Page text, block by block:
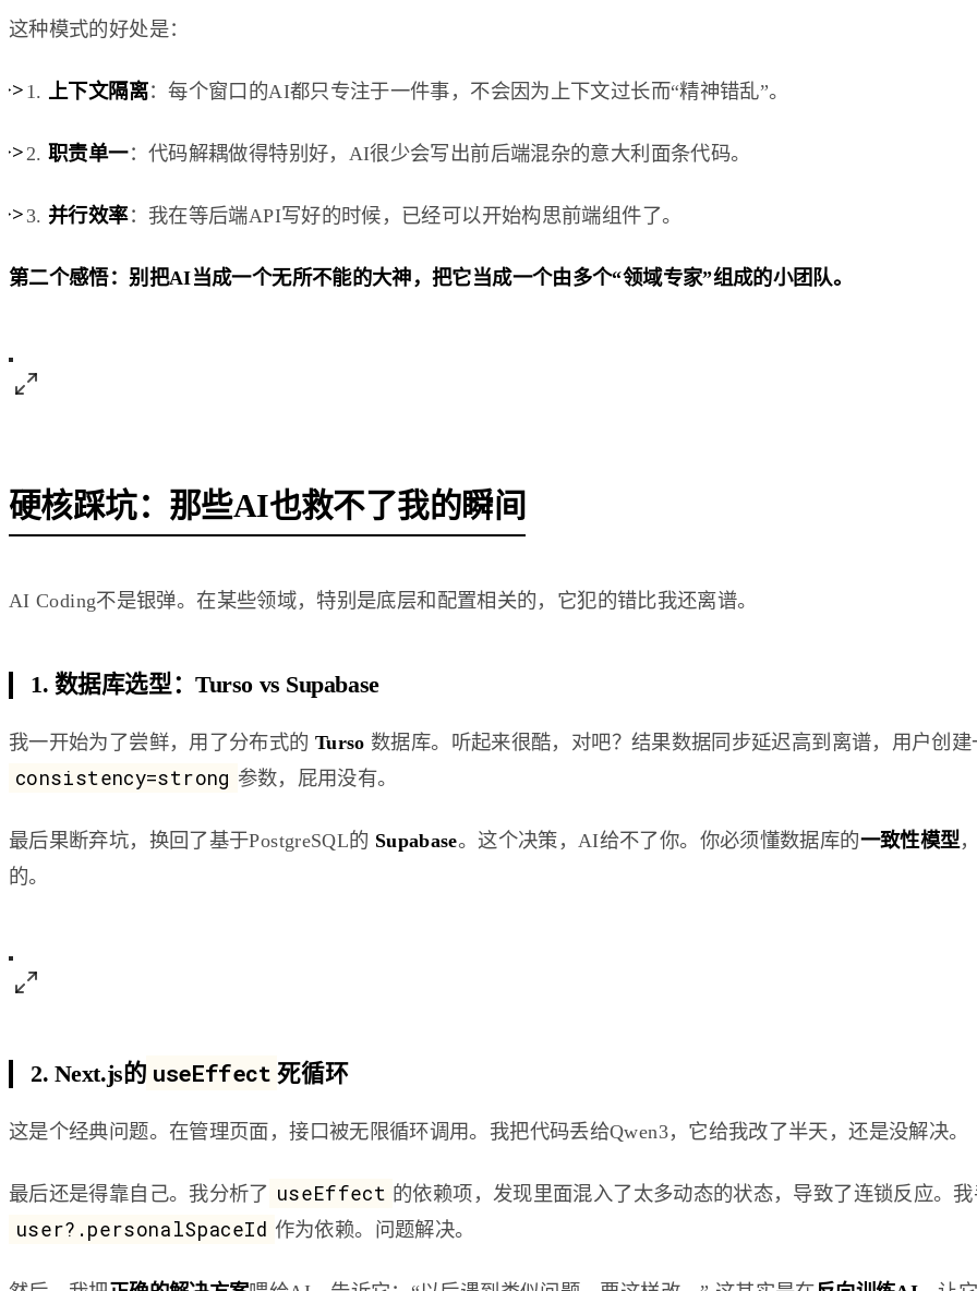
这种模式的好处是：
1. 上下文隔离：每个窗口的AI都只专注于一件事，不会因为上下文过长而“精神错乱”。
2.职责单一：代码解耦做得特别好，AI很少会写出前后端混杂的意大利面条代码。
3. 并行效率：我在等后端API写好的时候，已经可以开始构思前端组件了。
第二个感悟：别把AI当成一个无所不能的大神，把它当成一个由多个“领域专家”组成的小团队。
硬核踩坑：那些AI也救不了我的瞬间
AI Coding不是银弹。在某些领域，特别是底层和配置相关的，它犯的错比我还离谱。
1. 数据库选型：Turso vs Supabase
我一开始为了尝鲜，用了分布式的 Turso 数据库。听起来很酷，对吧？结果数据同步延迟高到离谱，用户创
consistency=strong 参数，屁用没有。
最后果断弃坑，换回了基于PostgreSQL的 Supabase。这个决策，AI给不了你。你必须懂数据库的一致性模型
的。
2. Next.js的 useEffect 死循环
这是个经典问题。在管理页面，接口被无限循环调用。我把代码丢给Qwen3，它给我改了半天，还是没解决。
最后还是得靠自己。我分析了 useEffect 的依赖项，发现里面混入了太多动态的状态，导致了连锁反应。
user?.personalSpaceId 作为依赖。问题解决。